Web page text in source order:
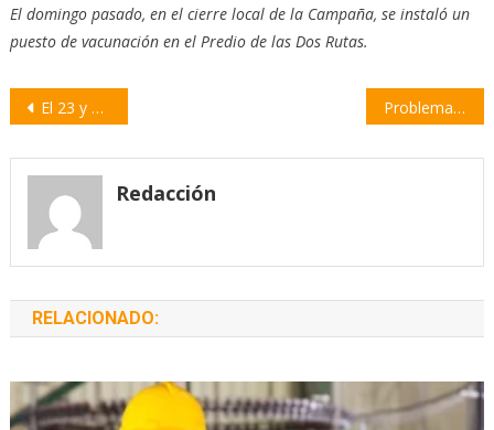
El domingo pasado, en el cierre local de la Campaña, se instaló un
puesto de vacunación en el Predio de las Dos Rutas.
Navegación
entradas
El 23 y 30 de diciembre habrá asueto para la administración pública Problemas con el aire acondicionando en Pacífico: compran un nuevo equipo de 30 tn
Redacción
RELACIONADO: